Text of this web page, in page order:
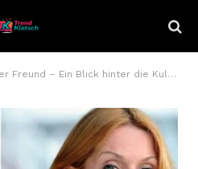
– Ein Blick hinter die Kulissen